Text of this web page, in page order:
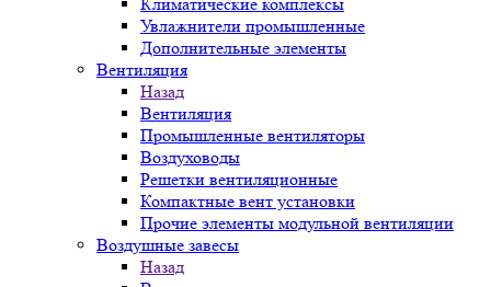
Увлажнители промышленные
Дополнительные элементы
Вентиляция
Назад
Вентиляция
Промышленные вентиляторы
Воздуховоды
Решетки вентиляционные
Компактные вент установки
Прочие элементы модульной вентиляции
Воздушные завесы
Назад